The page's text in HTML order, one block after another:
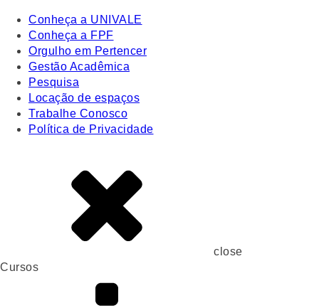
Conheça a UNIVALE
Conheça a FPF
Orgulho em Pertencer
Gestão Acadêmica
Pesquisa
Locação de espaços
Trabalhe Conosco
Política de Privacidade
close
Cursos